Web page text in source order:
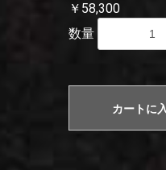
￥58,300
数量
カートに